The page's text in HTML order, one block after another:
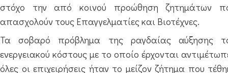
στόχο την από κοινού προώθηση ζητημάτων
απασχολούν τους Επαγγελματίες και Βιοτέχνες.
Τα σοβαρό πρόβλημα της ραγδαίας αύξησης
ενεργειακού κόστους με το οποίο έρχονται
όλες οι επιχειρήσεις ήταν το μείζον ζήτημα που